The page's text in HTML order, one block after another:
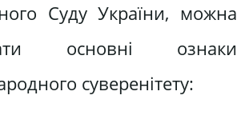
Суду України, можна
основні ознаки
суверенітету: